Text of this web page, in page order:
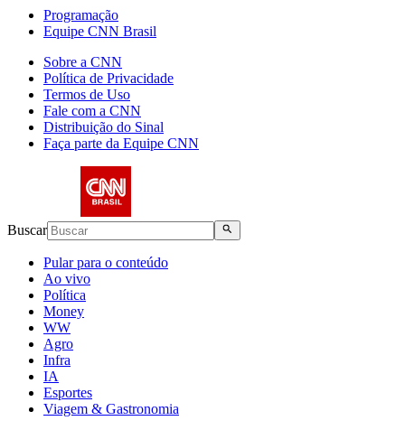
Programação
Equipe CNN Brasil
Sobre a CNN
Política de Privacidade
Termos de Uso
Fale com a CNN
Distribuição do Sinal
Faça parte da Equipe CNN
Buscar
Pular para o conteúdo
Ao vivo
Política
Money
WW
Agro
Infra
IA
Esportes
Viagem & Gastronomia